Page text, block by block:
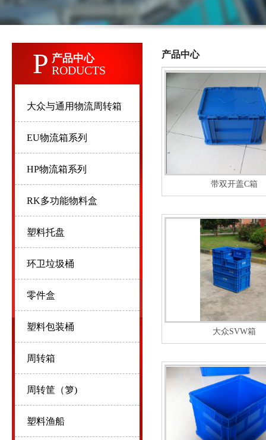
P 产品中心
RODUCTS
大众与通用物流周转箱
EU物流箱系列
HP物流箱系列
RK多功能物料盒
塑料托盘
环卫垃圾桶
零件盒
塑料包装桶
周转箱
周转筐（箩)
塑料渔船
产品中心
带双开盖C箱
大众SVW箱